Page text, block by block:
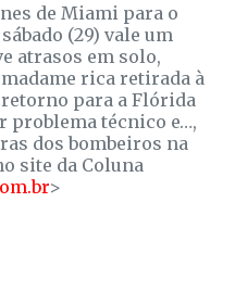
de Miami para o
(29) vale um
atrasos em solo,
rica retirada à
para a Flórida
problema técnico e…,
dos bombeiros na
site da Coluna
>